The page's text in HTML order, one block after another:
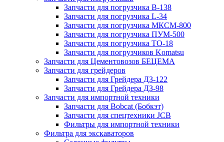
Запчасти для погрузчика B-138
Запчасти для погрузчика L-34
Запчасти для погрузчика МКСМ-800
Запчасти для погрузчика ПУМ-500
Запчасти для погрузчика ТО-18
Запчасти для погрузчиков Komatsu
Запчасти для Цементовозов БЕЦЕМА
Запчасти для грейдеров
Запчасти для Грейдера ДЗ-122
Запчасти для Грейдера ДЗ-98
Запчасти для импортной техники
Запчасти для Bobcat (Бобкэт)
Запчасти для спецтехники JCB
Фильтры для импортной техники
Фильтра для экскаваторов